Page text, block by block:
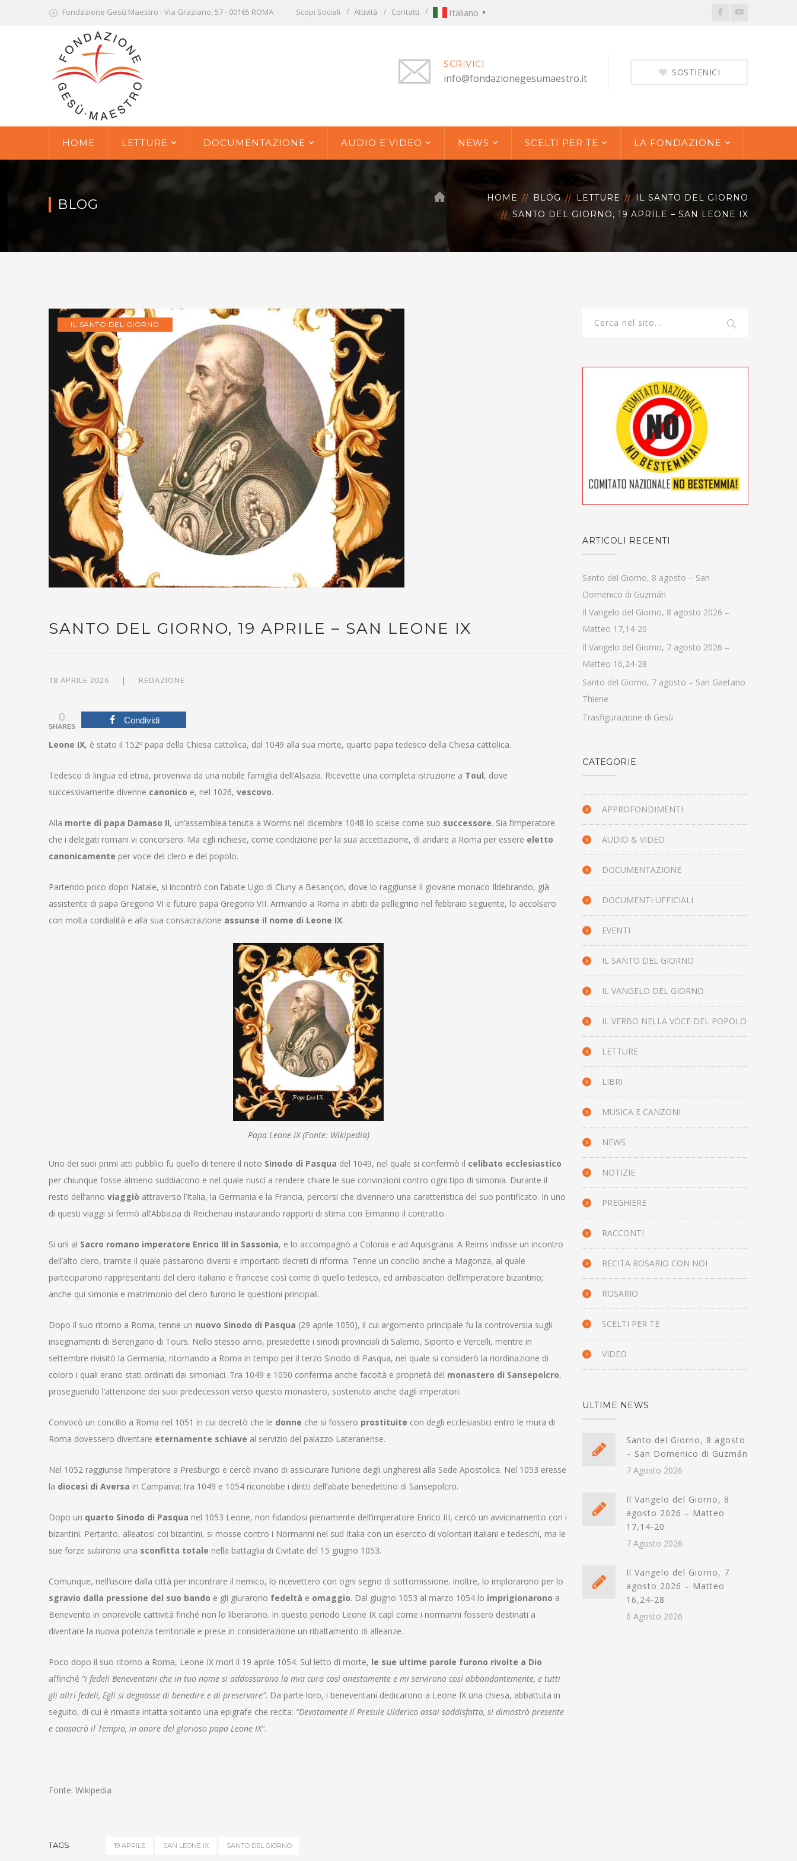
Fondazione Gesù Maestro - Via Graziano, 57 - 00165 ROMA Scopi Sociali Attività Contatti Italiano ▼
FacebookYoutube
SOSTIENICI
SCRIVICI
info@fondazionegesumaestro.it
HOME LETTURE DOCUMENTAZIONE AUDIO E VIDEO NEWS SCELTI PER TE LA FONDAZIONE
BLOG HOME BLOG LETTURE
IL SANTO DEL GIORNO
SANTO DEL GIORNO, 19 APRILE – SAN LEONE IX
IL SANTO DEL GIORNO
SANTO DEL GIORNO, 19 APRILE – SAN LEONE IX
18 APRILE 2026 REDAZIONE
0
SHARES
Condividi
Leone IX, è stato il 152º papa della Chiesa cattolica, dal 1049 alla sua morte, quarto papa tedesco della Chiesa cattolica.
Tedesco di lingua ed etnia, proveniva da una nobile famiglia dell’Alsazia. Ricevette una completa istruzione a Toul, dove
successivamente divenne canonico e, nel 1026, vescovo.
Alla morte di papa Damaso II, un’assemblea tenuta a Worms nel dicembre 1048 lo scelse come suo successore. Sia l’imperatore
che i delegati romani vi concorsero. Ma egli richiese, come condizione per la sua accettazione, di andare a Roma per essere eletto
canonicamente per voce del clero e del popolo.
Partendo poco dopo Natale, si incontrò con l’abate Ugo di Cluny a Besançon, dove lo raggiunse il giovane monaco Ildebrando, già
assistente di papa Gregorio VI e futuro papa Gregorio VII. Arrivando a Roma in abiti da pellegrino nel febbraio seguente, lo accolsero
con molta cordialità e alla sua consacrazione assunse il nome di Leone IX.
Papa Leone IX (Fonte: Wikipedia)
Uno dei suoi primi atti pubblici fu quello di tenere il noto Sinodo di Pasqua del 1049, nel quale si confermò il celibato ecclesiastico
per chiunque fosse almeno suddiacono e nel quale riuscì a rendere chiare le sue convinzioni contro ogni tipo di simonia. Durante il
resto dell’anno viaggiò attraverso l’Italia, la Germania e la Francia, percorsi che divennero una caratteristica del suo pontificato. In uno
di questi viaggi si fermò all’Abbazia di Reichenau instaurando rapporti di stima con Ermanno il contratto.
Si unì al Sacro romano imperatore Enrico III in Sassonia, e lo accompagnò a Colonia e ad Aquisgrana. A Reims indisse un incontro
dell’alto clero, tramite il quale passarono diversi e importanti decreti di riforma. Tenne un concilio anche a Magonza, al quale
parteciparono rappresentanti del clero italiano e francese così come di quello tedesco, ed ambasciatori dell’imperatore bizantino;
anche qui simonia e matrimonio del clero furono le questioni principali.
Dopo il suo ritorno a Roma, tenne un nuovo Sinodo di Pasqua (29 aprile 1050), il cui argomento principale fu la controversia sugli
insegnamenti di Berengario di Tours. Nello stesso anno, presiedette i sinodi provinciali di Salerno, Siponto e Vercelli, mentre in
settembre rivisitò la Germania, ritornando a Roma in tempo per il terzo Sinodo di Pasqua, nel quale si considerò la riordinazione di
coloro i quali erano stati ordinati dai simoniaci. Tra 1049 e 1050 conferma anche facoltà e proprietà del monastero di Sansepolcro,
proseguendo l’attenzione dei suoi predecessori verso questo monastero, sostenuto anche dagli imperatori.
Convocò un concilio a Roma nel 1051 in cui decretò che le donne che si fossero prostituite con degli ecclesiastici entro le mura di
Roma dovessero diventare eternamente schiave al servizio del palazzo Lateranense.
Nel 1052 raggiunse l’imperatore a Presburgo e cercò invano di assicurare l’unione degli ungheresi alla Sede Apostolica. Nel 1053 eresse
la diocesi di Aversa in Campania; tra 1049 e 1054 riconobbe i diritti dell’abate benedettino di Sansepolcro.
Dopo un quarto Sinodo di Pasqua nel 1053 Leone, non fidandosi pienamente dell’imperatore Enrico III, cercò un avvicinamento con i
bizantini. Pertanto, alleatosi coi bizantini, si mosse contro i Normanni nel sud Italia con un esercito di volontari italiani e tedeschi, ma le
sue forze subirono una sconfitta totale nella battaglia di Civitate del 15 giugno 1053.
Comunque, nell’uscire dalla città per incontrare il nemico, lo ricevettero con ogni segno di sottomissione. Inoltre, lo implorarono per lo
sgravio dalla pressione del suo bando e gli giurarono fedeltà e omaggio. Dal giugno 1053 al marzo 1054 lo imprigionarono a
Benevento in onorevole cattività finché non lo liberarono. In questo periodo Leone IX capì come i normanni fossero destinati a
diventare la nuova potenza territoriale e prese in considerazione un ribaltamento di alleanze.
Poco dopo il suo ritorno a Roma, Leone IX morì il 19 aprile 1054. Sul letto di morte, le sue ultime parole furono rivolte a Dio
affinché “i fedeli Beneventani che in tuo nome si addossarono la mia cura così onestamente e mi servirono così abbondantemente, e tutti
gli altri fedeli, Egli si degnasse di benedire e di preservare”. Da parte loro, i beneventani dedicarono a Leone IX una chiesa, abbattuta in
seguito, di cui è rimasta intatta soltanto una epigrafe che recita: “Devotamente il Presule Ulderico assai soddisfatto, si dimostrò presente
e consacrò il Tempio, in onore del glorioso papa Leone IX”.
Fonte: Wikipedia
TAGS 19 APRILE SAN LEONE IX SANTO DEL GIORNO
ARTICOLI RECENTI
Santo del Giorno, 8 agosto – San
Domenico di Guzmán
Il Vangelo del Giorno, 8 agosto 2026 –
Matteo 17,14-20
Il Vangelo del Giorno, 7 agosto 2026 –
Matteo 16,24-28
Santo del Giorno, 7 agosto – San Gaetano
Thiene
Trasfigurazione di Gesù
CATEGORIE
APPROFONDIMENTI
AUDIO & VIDEO
DOCUMENTAZIONE
DOCUMENTI UFFICIALI
EVENTI
IL SANTO DEL GIORNO
IL VANGELO DEL GIORNO
IL VERBO NELLA VOCE DEL POPOLO
LETTURE
LIBRI
MUSICA E CANZONI
NEWS
NOTIZIE
PREGHIERE
RACCONTI
RECITA ROSARIO CON NOI
ROSARIO
SCELTI PER TE
VIDEO
ULTIME NEWS
Santo del Giorno, 8 agosto
– San Domenico di Guzmán
7 Agosto 2026
Il Vangelo del Giorno, 8
agosto 2026 – Matteo
17,14-20
7 Agosto 2026
Il Vangelo del Giorno, 7
agosto 2026 – Matteo
16,24-28
6 Agosto 2026